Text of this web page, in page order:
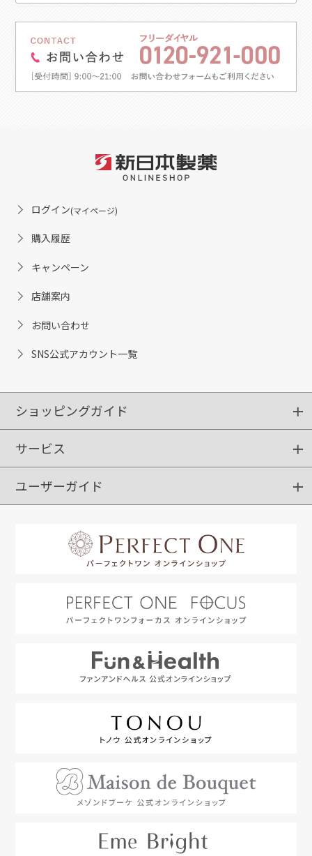
ログイン(マイページ)
購入履歴
キャンペーン
店舗案内
お問い合わせ
SNS公式アカウント一覧
ショッピングガイド
ショッピングガイド
ご注文方法
送料・配送
クーポンご利用方法
サービス
定期購入
ポイントサービス
お知らせメール
ユーザーガイド